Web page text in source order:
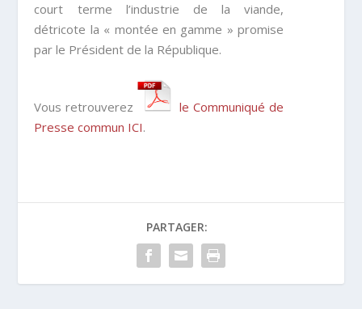
court terme l’industrie de la viande,
détricote la « montée en gamme » promise
par le Président de la République.
Vous retrouverez
le Communiqué de
Presse commun ICI.
PARTAGER: